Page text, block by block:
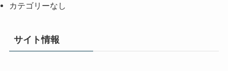
カテゴリーなし
サイト情報